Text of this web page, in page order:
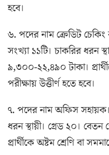
হবে।
৬. পদের নাম ক্রেডিট
সংখ্যা ১১টি। চাকরির ধরন
৯,৩০০-২২,৪৯০ টাকা।
পরীক্ষায় উত্তীর্ণ হতে হবে।
৭. পদের নাম অফিস
ধরন স্থায়ী। গ্রেড ২০।
প্রার্থীকে অষ্টম শ্রেণি বা